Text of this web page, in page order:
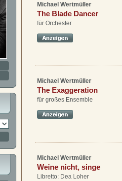
Michael Wertmüller
The Blade Dancer
für Orchester
Michael Wertmüller
The Exaggeration
für großes Ensemble
Michael Wertmüller
Weine nicht, singe
Libretto: Dea Loher